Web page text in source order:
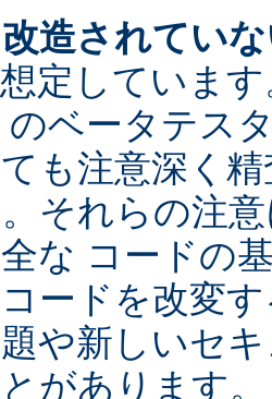
改造されてい
定していま
のベータテス
も注意深く
それらの注
な コードの
ードを改変
や新しいセ
があります